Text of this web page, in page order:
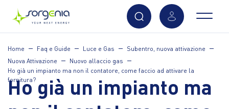
contenuto
principale
Home Faq e Guide Luce e Gas
Subentro, nuova attivazione
Nuova Attivazione
Nuovo allaccio gas
Ho già un impianto ma non il contatore, come faccio ad attivare la
fornitura?
Ho già un impianto ma